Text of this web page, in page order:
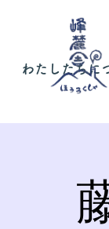
わたしたちに